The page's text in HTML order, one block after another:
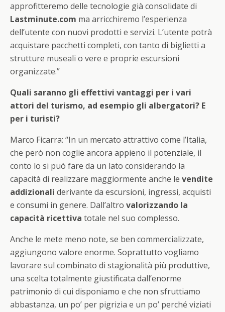
approfitteremo delle tecnologie già consolidate di
Lastminute.com ma arricchiremo l’esperienza
dell’utente con nuovi prodotti e servizi. L’utente potrà
acquistare pacchetti completi, con tanto di biglietti a
strutture museali o vere e proprie escursioni
organizzate.”
Quali saranno gli effettivi vantaggi per i vari
attori del turismo, ad esempio gli albergatori? E
per i turisti?
Marco Ficarra: “In un mercato attrattivo come l’Italia,
che però non coglie ancora appieno il potenziale, il
conto lo si può fare da un lato considerando la
capacità di realizzare maggiormente anche le vendite
addizionali derivante da escursioni, ingressi, acquisti
e consumi in genere. Dall’altro valorizzando la
capacità ricettiva totale nel suo complesso.
Anche le mete meno note, se ben commercializzate,
aggiungono valore enorme. Soprattutto vogliamo
lavorare sul combinato di stagionalità più produttive,
una scelta totalmente giustificata dall’enorme
patrimonio di cui disponiamo e che non sfruttiamo
abbastanza, un po’ per pigrizia e un po’ perché viziati